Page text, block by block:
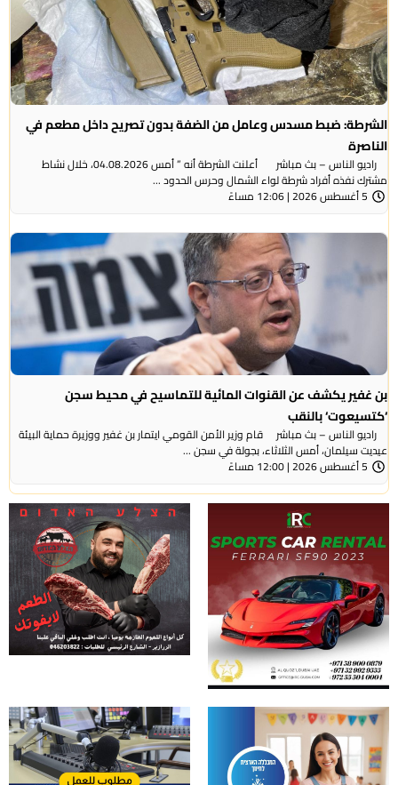
الشرطة: ضبط مسدس وعامل من الضفة بدون تصريح داخل مطعم في
الناصرة
راديو الناس – بث مباشر أعلنت الشرطة أنه ” أمس 04.08.2026، خلال نشاط
مشترك نفذه أفراد شرطة لواء الشمال وحرس الحدود ...
5 أغسطس 2026 | 12:06 مساءً
بن غفير يكشف عن القنوات المائية للتماسيح في محيط سجن
‘كتسيعوت‘ بالنقب
راديو الناس – بث مباشر قام وزير الأمن القومي ايتمار بن غفير ووزيرة حماية البيئة
عيديت سيلمان، أمس الثلاثاء، بجولة في سجن ...
5 أغسطس 2026 | 12:00 مساءً